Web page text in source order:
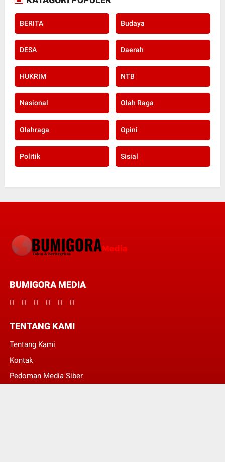
BERITA Budaya
DESA Daerah
HUKRIM NTB
Nasional Olah Raga
Olahraga Opini
Politik Sisial
BUMIGORA MEDIA
TENTANG KAMI
Tentang Kami
Kontak
Pedoman Media Siber